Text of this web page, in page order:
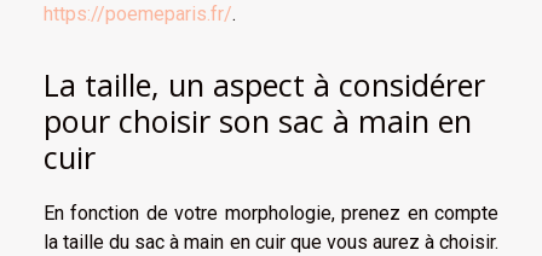
https://poemeparis.fr/.
La taille, un aspect à considérer
pour choisir son sac à main en
cuir
En fonction de votre morphologie, prenez en compte
la taille du sac à main en cuir que vous aurez à choisir.